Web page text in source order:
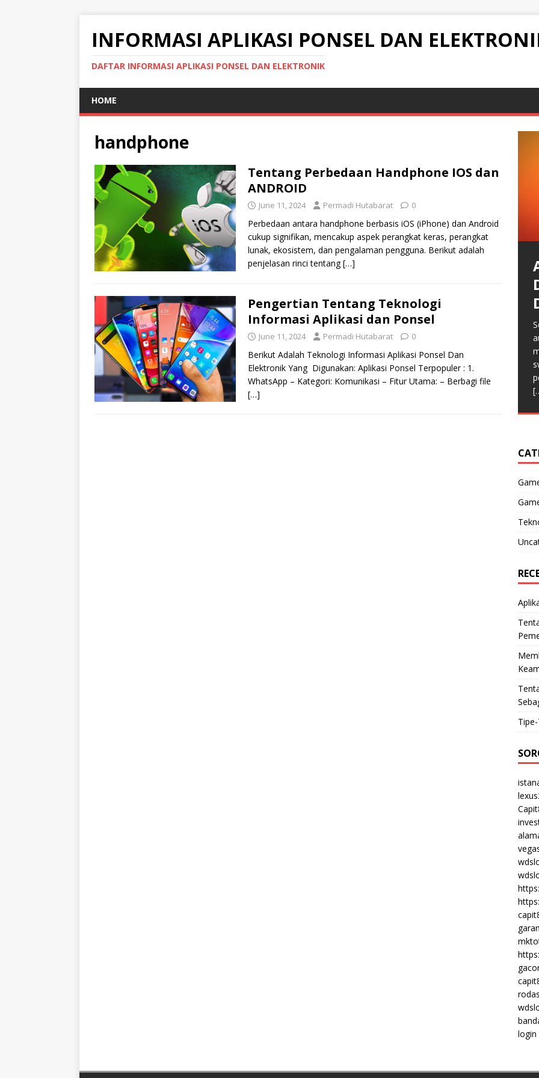
INFORMASI APLIKASI PONSEL DAN
DAFTAR INFORMASI APLIKASI PONSEL DAN ELEKTRONIK
HOME
handphone
Tentang Perbedaan Handphone IOS dan
ANDROID
June 11, 2024 Permadi Hutabarat 0
Perbedaan antara handphone berbasis iOS (iPhone) dan Android
cukup signifikan, mencakup aspek perangkat keras, perangkat
lunak, ekosistem, dan pengalaman pengguna. Berikut adalah
penjelasan rinci tentang[…]
Pengertian Tentang Teknologi
Informasi Aplikasi dan Ponsel
June 11, 2024 Permadi Hutabarat 0
Berikut Adalah Teknologi Informasi Aplikasi Ponsel Dan
Elektronik Yang Digunakan: Aplikasi Ponsel Terpopuler : 1.
WhatsApp – Kategori: Komunikasi – Fitur Utama: – Berbagi file
[…]
login